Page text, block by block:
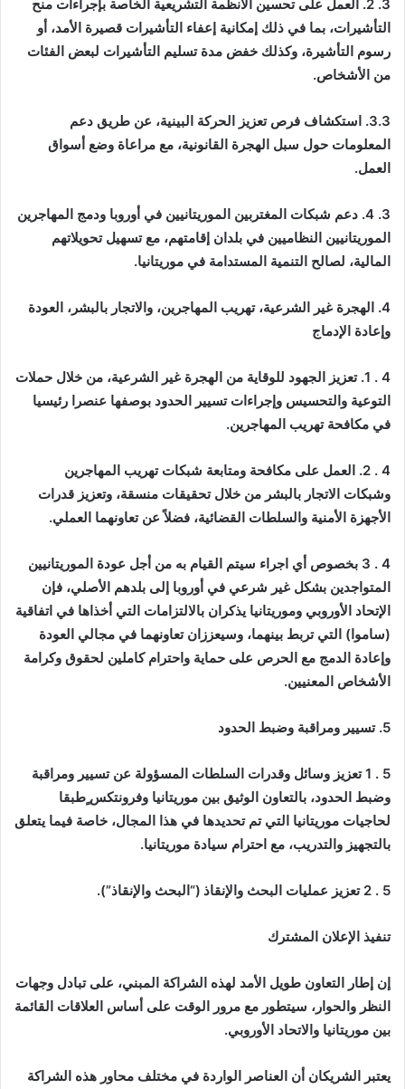
3. 2. العمل على تحسين الأنظمة التشريعية الخاصة بإجراءات منح
التأشيرات، بما في ذلك إمكانية إعفاء التأشيرات قصيرة الأمد، أو
رسوم التأشيرة، وكذلك خفض مدة تسليم التأشيرات لبعض الفئات
من الأشخاص.
3.3. استكشاف فرص تعزيز الحركة البينية، عن طريق دعم
المعلومات حول سبل الهجرة القانونية، مع مراعاة وضع أسواق
العمل.
3. 4. دعم شبكات المغتربين الموريتانيين في أوروبا ودمج المهاجرين
الموريتانيين النظاميين في بلدان إقامتهم، مع تسهيل تحويلاتهم
المالية، لصالح التنمية المستدامة في موريتانيا.
4. الهجرة غير الشرعية، تهريب المهاجرين، والاتجار بالبشر، العودة
وإعادة الإدماج
4 . 1. تعزيز الجهود للوقاية من الهجرة غير الشرعية، من خلال حملات
التوعية والتحسيس وإجراءات تسيير الحدود بوصفها عنصرا رئيسيا
في مكافحة تهريب المهاجرين.
4 . 2. العمل على مكافحة ومتابعة شبكات تهريب المهاجرين
وشبكات الاتجار بالبشر من خلال تحقيقات منسقة، وتعزيز قدرات
الأجهزة الأمنية والسلطات القضائية، فضلاً عن تعاونهما العملي.
4 . 3 بخصوص أي اجراء سيتم القيام به من أجل عودة الموريتانيين
المتواجدين بشكل غير شرعي في أوروبا إلى بلدهم الأصلي، فإن
الإتحاد الأوروبي وموريتانيا يذكران بالالتزامات التي أخذاها في اتفاقية
(ساموا) التي تربط بينهما، وسيعززان تعاونهما في مجالي العودة
وإعادة الدمج مع الحرص على حماية واحترام كاملين لحقوق وكرامة
الأشخاص المعنيين.
5. تسيير ومراقبة وضبط الحدود
5 . 1 تعزيز وسائل وقدرات السلطات المسؤولة عن تسيير ومراقبة
وضبط الحدود، بالتعاون الوثيق بين موريتانيا وفرونتكس ٍطبقا
لحاجيات موريتانيا التي تم تحديدها في هذا المجال، خاصة فيما يتعلق
بالتجهيز والتدريب، مع احترام سيادة موريتانيا.
5 . 2 تعزيز عمليات البحث والإنقاذ (“البحث والإنقاذ”).
تنفيذ الإعلان المشترك
إن إطار التعاون طويل الأمد لهذه الشراكة المبني، على تبادل وجهات
النظر والحوار، سيتطور مع مرور الوقت على أساس العلاقات القائمة
بين موريتانيا والاتحاد الأوروبي.
يعتبر الشريكان أن العناصر الواردة في مختلف محاور هذه الشراكة